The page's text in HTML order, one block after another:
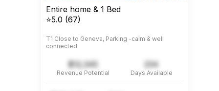
Entire home & 1 Bed
⭐5.0 (67)
T1 Close to Geneva, Parking -calm & well
connected
$12,345
Revenue Potential
234
Days Available